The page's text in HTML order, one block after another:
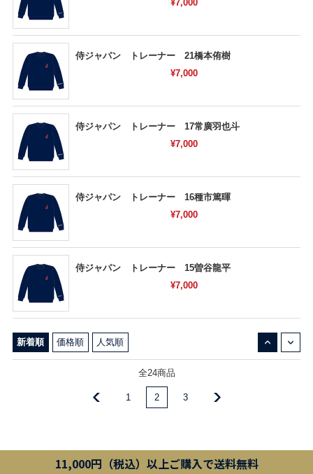
¥7,000
侍ジャパン トレーナー 21橋本侑樹
¥7,000
侍ジャパン トレーナー 17常廣羽也斗
¥7,000
侍ジャパン トレーナー 16種市篤暉
¥7,000
侍ジャパン トレーナー 15曽谷龍平
¥7,000
新着順 価格順 人気順
全24商品
1 2 3
11,000円（税込）以上ご購入で送料無料